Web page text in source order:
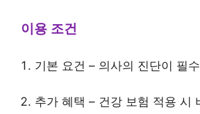
이용 조건
기본 요건 – 의사의 진단이 필
추가 혜택 – 건강 보험 적용 시